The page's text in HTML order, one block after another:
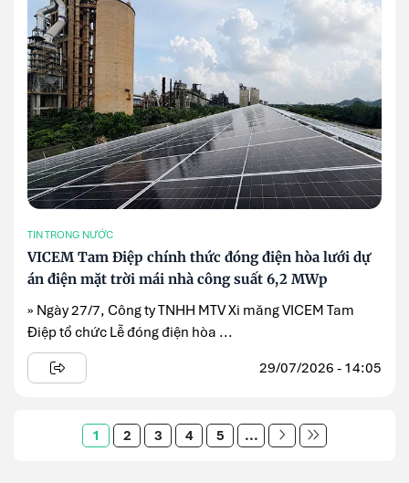
TIN TRONG NƯỚC
VICEM Tam Điệp chính thức đóng điện hòa lưới dự
án điện mặt trời mái nhà công suất 6,2 MWp
» Ngày 27/7, Công ty TNHH MTV Xi măng VICEM Tam
Điệp tổ chức Lễ đóng điện hòa ...
29/07/2026 - 14:05
1 2 3 4 5 ...